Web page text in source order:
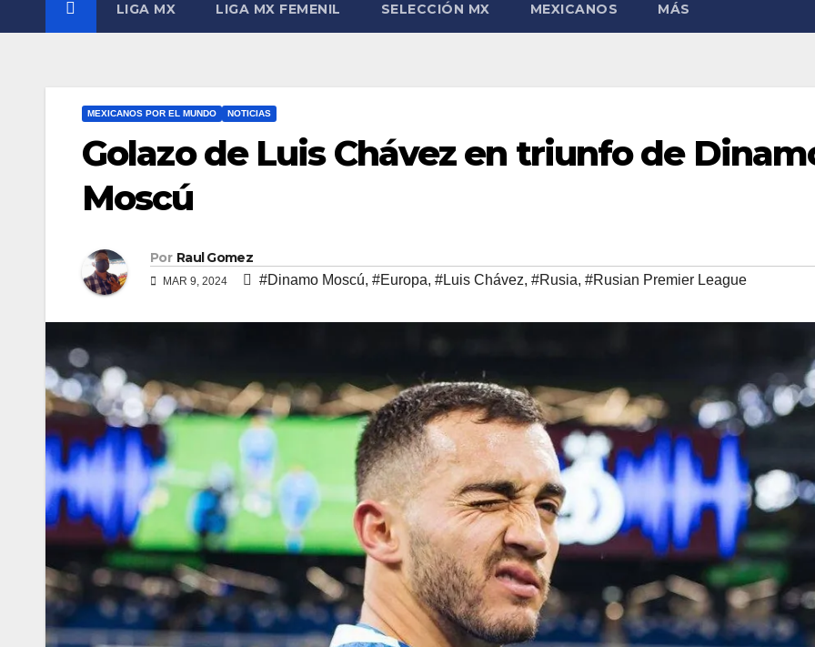
LIGA MX LIGA MX FEMENIL SELECCIÓN MX MEXICANOS MÁS
MEXICANOS POR EL MUNDO NOTICIAS
Golazo de Luis Chávez en triunfo de
Moscú
Por Raul Gomez
MAR 9, 2024 #Dinamo Moscú, #Europa, #Luis Chávez, #Rusia, #Rusian Premier League